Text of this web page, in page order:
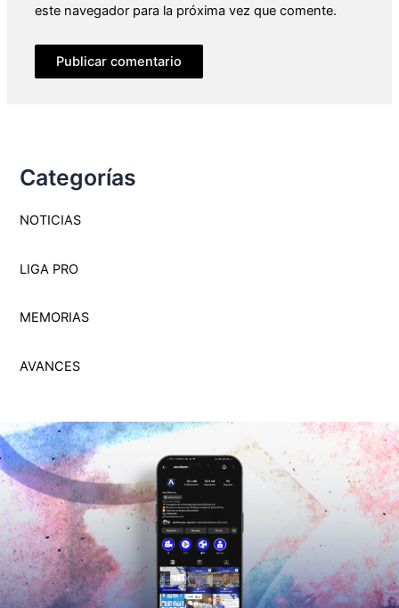
este navegador para la próxima vez que comente.
Categorías
NOTICIAS
LIGA PRO
MEMORIAS
AVANCES